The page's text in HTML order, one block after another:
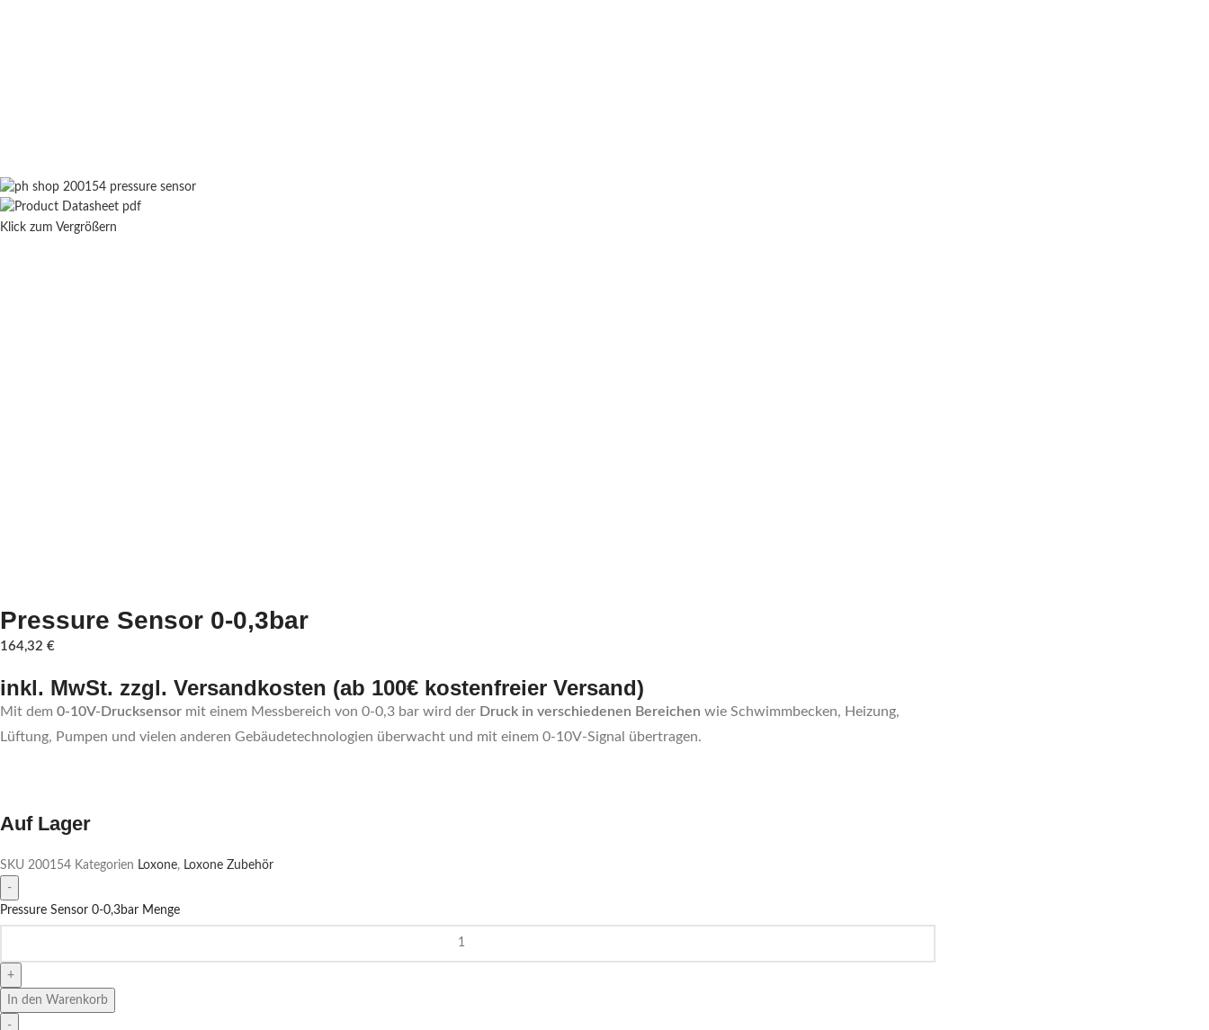
Klick zum Vergrößern
Pressure Sensor 0-0,3bar
164,32 €
inkl. MwSt. zzgl. Versandkosten (ab 100€ kostenfreier Versand)
Mit dem 0-10V-Drucksensor mit einem Messbereich von 0-0,3 bar wird der Druck in verschiedenen Bereichen wie Schwimmbecken, Heizung,
Lüftung, Pumpen und vielen anderen Gebäudetechnologien überwacht und mit einem 0-10V-Signal übertragen.
Auf Lager
SKU 200154 Kategorien Loxone, Loxone Zubehör
Pressure Sensor 0-0,3bar Menge
In den Warenkorb